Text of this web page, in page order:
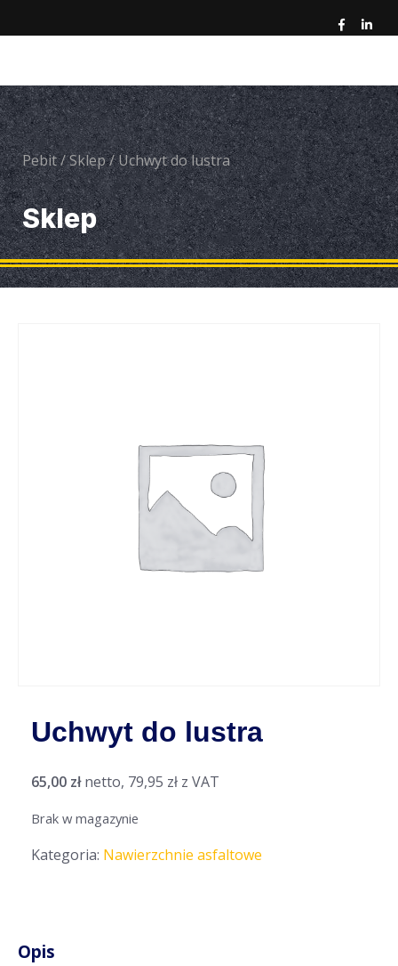
Pebit/Sklep/Uchwyt do lustra
Sklep
Uchwyt do lustra
65,00 zł netto, 79,95 zł z VAT
Brak w magazynie
Kategoria: Nawierzchnie asfaltowe
Opis